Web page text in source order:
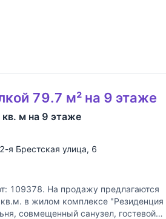
79.7 м² на 9 этаже
м на 9 этаже
2-я Брестская улица, 6
109378. На продажу предлагаются
в жилом комплексе "Резиденция
совмещенный санузел, гостевой